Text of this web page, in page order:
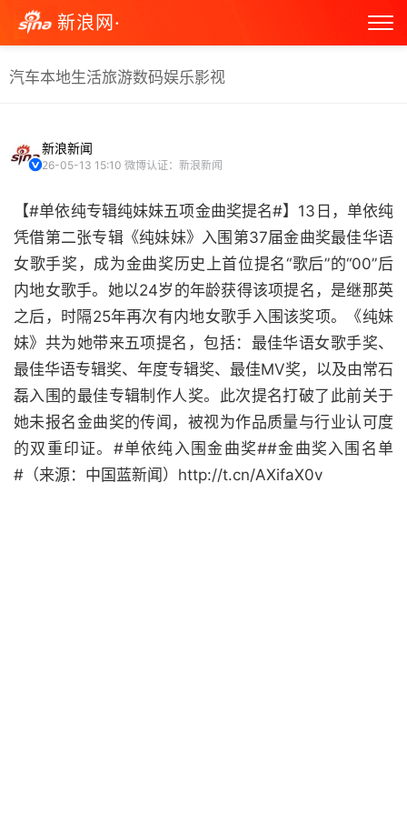
新浪网·
汽车本地生活旅游数码娱乐影视
新浪新闻
26-05-13 15:10 微博认证：新浪新闻
【#单依纯专辑纯妹妹五项金曲奖提名#】13日，单依纯
凭借第二张专辑《纯妹妹》入围第37届金曲奖最佳华语
女歌手奖，成为金曲奖历史上首位提名“歌后”的“00”后
内地女歌手。她以24岁的年龄获得该项提名，是继那英
之后，时隔25年再次有内地女歌手入围该奖项。《纯妹
妹》共为她带来五项提名，包括：最佳华语女歌手奖、
最佳华语专辑奖、年度专辑奖、最佳MV奖，以及由常石
磊入围的最佳专辑制作人奖。此次提名打破了此前关于
她未报名金曲奖的传闻，被视为作品质量与行业认可度
的双重印证。#单依纯入围金曲奖##金曲奖入围名单
#（来源：中国蓝新闻）http://t.cn/AXifaX0v